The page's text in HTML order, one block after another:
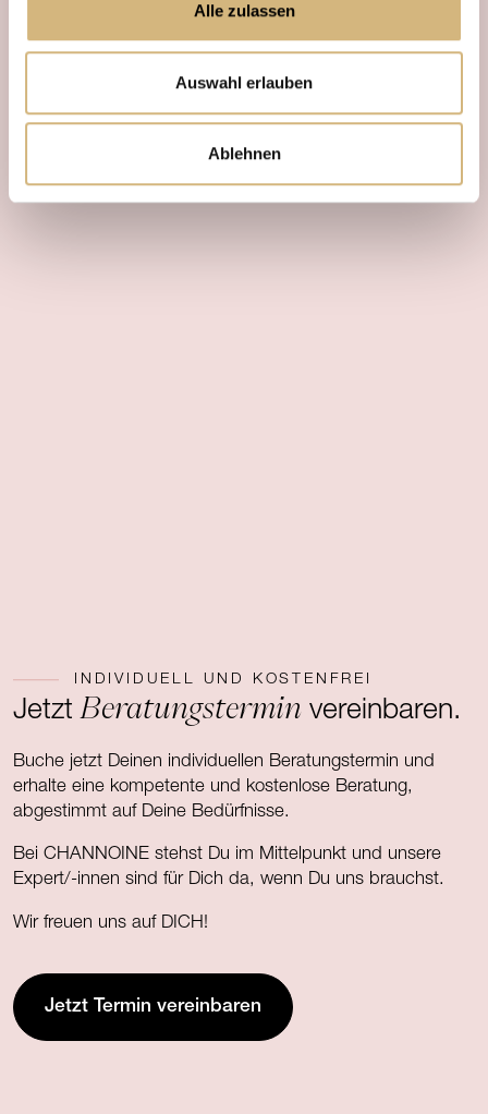
Alle zulassen
Auswahl erlauben
Ablehnen
INDIVIDUELL UND KOSTENFREI
JetztBeratungstermin vereinbaren.
Buche jetzt Deinen individuellen Beratungstermin und
erhalte eine kompetente und kostenlose Beratung,
abgestimmt auf Deine Bedürfnisse.
Bei CHANNOINE stehst Du im Mittelpunkt und unsere
Expert/-innen sind für Dich da, wenn Du uns brauchst.
Wir freuen uns auf DICH!
Jetzt Termin vereinbaren